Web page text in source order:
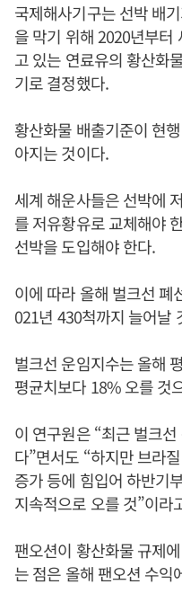
국제해사기구는 선박 배
을 막기 위해 2020년부터
고 있는 연료유의 황산화
기로 결정했다.
황산화물 배출기준이 현
아지는 것이다.
세계 해운사들은 선박에
를 저유황유로 교체해야
선박을 도입해야 한다.
이에 따라 올해 벌크선 폐
021년 430척까지 늘어날
벌크선 운임지수는 올해
평균치보다 18% 오를 것
이 연구원은 “최근 벌크
다”면서도 “하지만 브라
증가 등에 힘입어 하반기
지속적으로 오를 것”이라
팬오션이 황산화물 규제
는 점은 올해 팬오션 수익